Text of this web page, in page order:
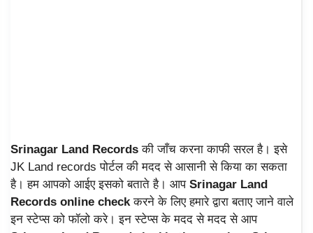
Srinagar Land Records की जाँच करना काफी सरल है। इसे
JK Land records पोर्टल की मदद से आसानी से किया का सकता
है। हम आपको आईए इसको बताते है। आप Srinagar Land
Records online checkकरने के लिए हमारे द्वारा बताए जाने वाले
इन स्टेप्स को फॉलो करे। इन स्टेप्स के मदद से मदद से आप